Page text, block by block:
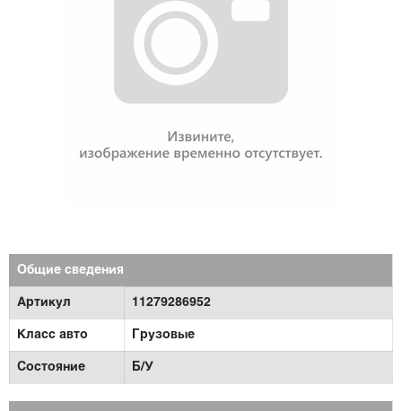
Общие сведения
Артикул 11279286952
Класс авто Грузовые
Состояние Б/У